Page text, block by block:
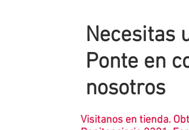
Necesitas
Ponte en
nosotros
Visitanos en tienda.